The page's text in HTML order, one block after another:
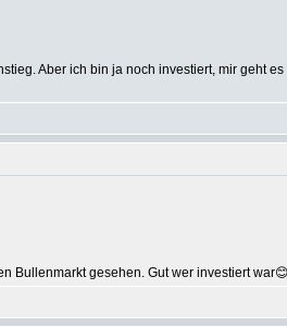
Aber ich bin ja noch investiert, mir geht
Bullenmarkt gesehen. Gut wer investiert